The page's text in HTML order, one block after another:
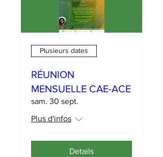
Plusieurs dates
RÉUNION
MENSUELLE CAE-ACE
sam. 30 sept.
Plus d'infos
Details